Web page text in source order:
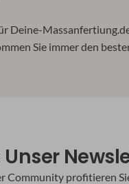
Deine-
Sie immer den
profitieren